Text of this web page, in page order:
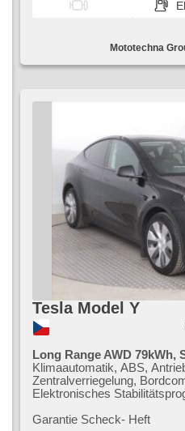
Mototechna
Tesla Model Y
Long Range AWD 79kWh,
Klimaautomatik, ABS,
Zentralverriegelung,
Elektronisches
Scheibenwischersensor,
Garantie Scheck​- Heft